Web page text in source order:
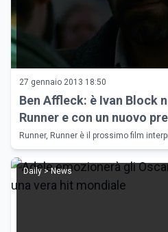
27 gennaio 2013 18:50
Ben Affleck: è Ivan Block
Runner e con un nuovo
Runner, Runner è il prossimo film
Daily > News